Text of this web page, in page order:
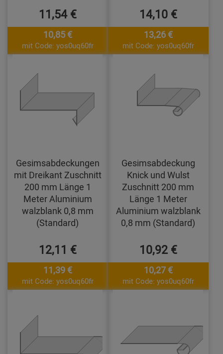
11,54 €
10,85 €
mit Code: yos0uq60fr
14,10 €
13,26 €
mit Code: yos0uq60fr
Gesimsabdeckungen
mit Dreikant Zuschnitt
200 mm Länge 1
Meter Aluminium
walzblank 0,8 mm
(Standard)
12,11 €
11,39 €
mit Code: yos0uq60fr
Gesimsabdeckung
Knick und Wulst
Zuschnitt 200 mm
Länge 1 Meter
Aluminium walzblank
0,8 mm (Standard)
10,92 €
10,27 €
mit Code: yos0uq60fr